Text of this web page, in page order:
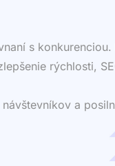
s konkurenciou.
rýchlosti,
a